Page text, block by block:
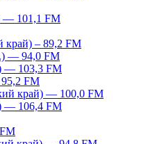
— 101,1 FM
край) – 89,2 FM
— 94,0 FM
— 103,3 FM
FM
край) — 100,0 FM
— 106,4 FM